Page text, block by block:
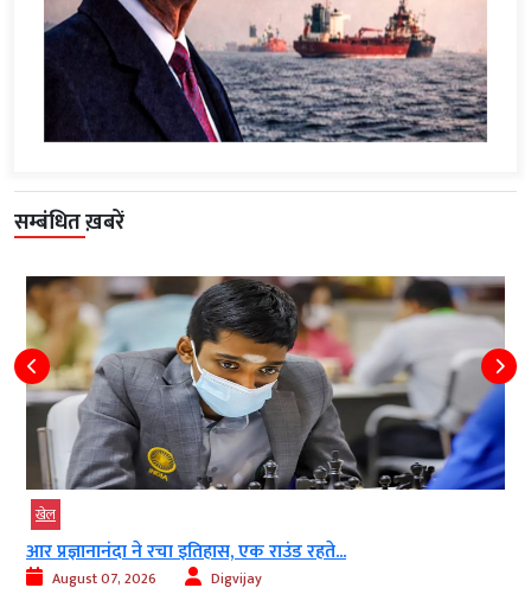
सम्बंधित ख़बरें
खेल
आर प्रज्ञानानंदा ने रचा इतिहास, एक राउंड रहते...
August 07, 2026 Digvijay